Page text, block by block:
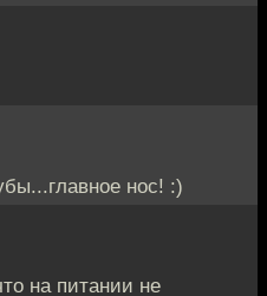
нос! :)
на питании не